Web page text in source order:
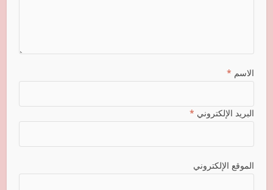
الاسم *
البريد الإلكتروني *
الموقع الإلكتروني